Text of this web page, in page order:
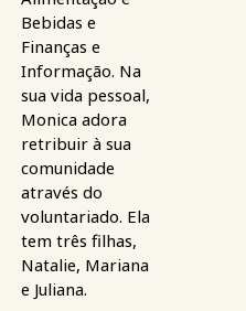
Bebidas e
Finanças e
Informação. Na
sua vida pessoal,
Monica adora
retribuir à sua
comunidade
através do
voluntariado. Ela
tem três filhas,
Natalie, Mariana
e Juliana.